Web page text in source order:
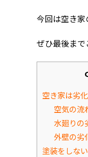
今回は空き家
ぜひ最後まで
空き家は劣
空気の流
水廻りの
外壁の劣
塗装をしな